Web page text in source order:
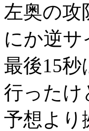
左奥の攻
にか逆
最後15
行ったけ
予想より